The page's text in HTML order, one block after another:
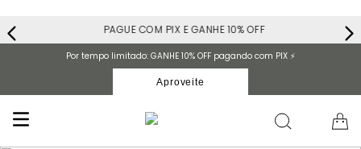
PAGUE COM PIX E GANHE 10% OFF
Por tempo limitado: GANHE 10% OFF pagando com PIX ⚡️
Aproveite